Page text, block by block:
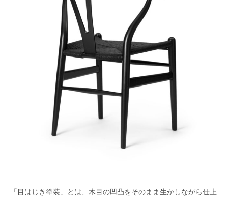
「目はじき塗装」とは、木目の凹凸をそのまま生かしながら仕上